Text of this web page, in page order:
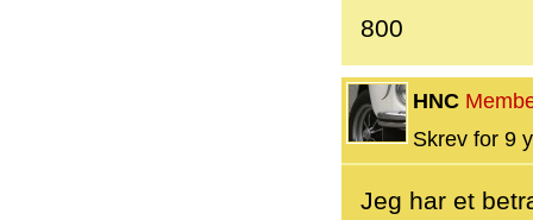
800
HNC
Skrev for 9
Jeg har et